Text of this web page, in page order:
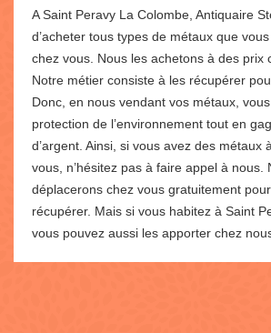
A Saint Peravy La Colombe, Antiquaire
d’acheter tous types de métaux que vous
chez vous. Nous les achetons à des prix
Notre métier consiste à les récupérer
Donc, en nous vendant vos métaux,
protection de l’environnement tout en
d’argent. Ainsi, si vous avez des métaux
vous, n’hésitez pas à faire appel à nous.
déplacerons chez vous gratuitement
récupérer. Mais si vous habitez à Saint
vous pouvez aussi les apporter chez